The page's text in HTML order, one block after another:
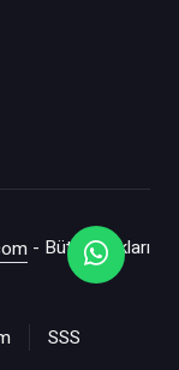
- Bütün Hakları
SSS